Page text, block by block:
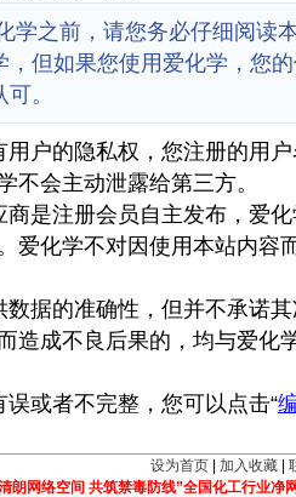
学之前，请您务必仔细阅读
，但如果您使用爱化学，您
。
户的隐私权，您注册的用
不会主动泄露给第三方。
是注册会员自主发布，爱
爱化学不对因使用本站内容
据的准确性，但并不承诺
造成不良后果的，均与爱化
或者不完整，您可以点击“
设为首页 加入收藏
清朗网络空间 共筑禁毒防线”全国化工行业净